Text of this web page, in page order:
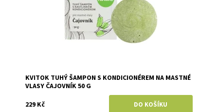
KVITOK TUHÝ ŠAMPON S KONDICIONÉREM NA MASTNÉ
VLASY ČAJOVNÍK 50 G
229 Kč